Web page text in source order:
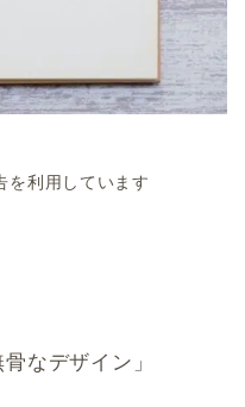
を利用しています
なデザイン」